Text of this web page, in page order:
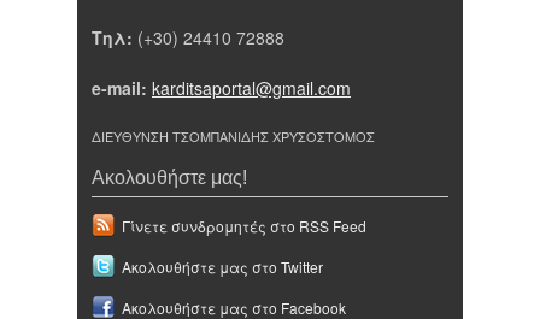
Τηλ: (+30) 24410 72888
e-mail: karditsaportal@gmail.com
ΔΙΕΥΘΥΝΣΗ ΤΣΟΜΠΑΝΙΔΗΣ ΧΡΥΣΟΣΤΟΜΟΣ
Ακολουθήστε μας!
Γίνετε συνδρομητές στο RSS Feed
Ακολουθήστε μας στο Twitter
Ακολουθήστε μας στο Facebook